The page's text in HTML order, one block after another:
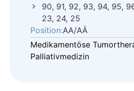
90, 91, 92, 93, 94, 95,
23, 24, 25
Position:AA/AÄ
Medikamentöse
Palliativmedizin